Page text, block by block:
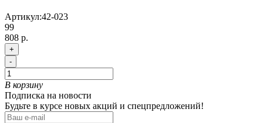
Артикул:42-023
99
808 р.
+
-
В корзину
Подписка на новости
Будьте в курсе новых акций и спецпредложений!